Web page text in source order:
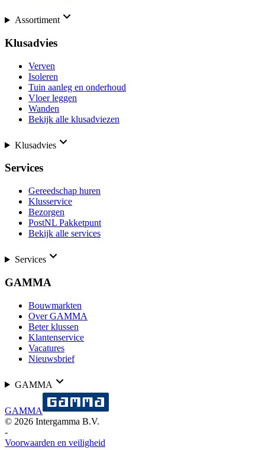
Assortiment
Klusadvies
Verven
Isoleren
Tuin aanleg en onderhoud
Vloer leggen
Wanden
Bekijk alle klusadviezen
Klusadvies
Services
Gereedschap huren
Klusservice
Bezorgen
PostNL Pakketpunt
Bekijk alle services
Services
GAMMA
Bouwmarkten
Over GAMMA
Beter klussen
Klantenservice
Vacatures
Nieuwsbrief
GAMMA
GAMMA
© 2026 Intergamma B.V.
-
Voorwaarden en veiligheid